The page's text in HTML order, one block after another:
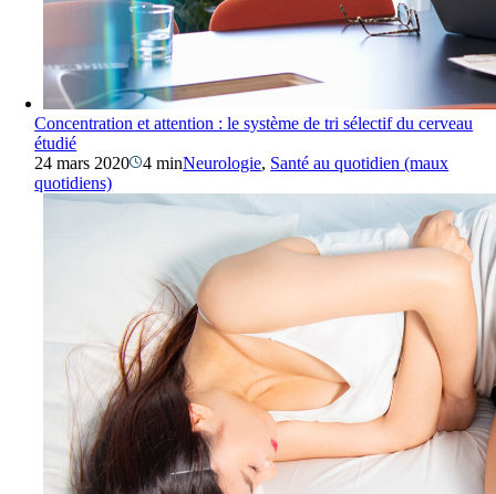
Concentration et attention : le système de tri sélectif du cerveau
étudié
24 mars 2020
4 minNeurologie, Santé au quotidien (maux
quotidiens)